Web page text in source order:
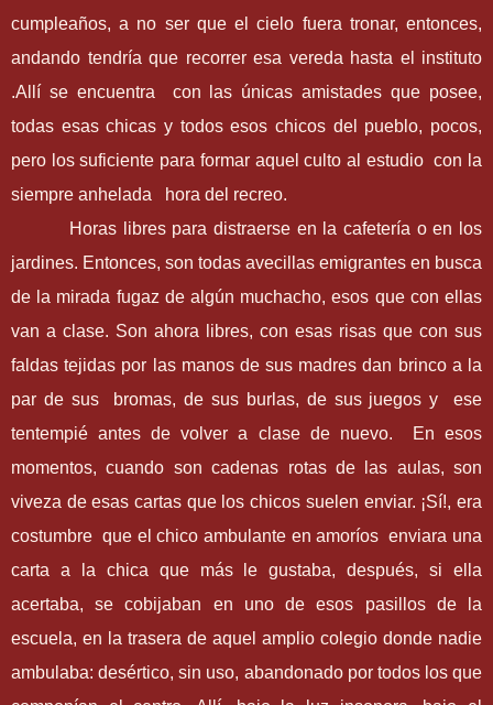
cumpleaños, a no ser que el cielo fuera tronar, entonces,
andando tendría que recorrer esa vereda hasta el instituto
.Allí se encuentra con las únicas amistades que posee,
todas esas chicas y todos esos chicos del pueblo, pocos,
pero los suficiente para formar aquel culto al estudio con la
siempre anhelada hora del recreo.
Horas libres para distraerse en la cafetería o en los
jardines. Entonces, son todas avecillas emigrantes en busca
de la mirada fugaz de algún muchacho, esos que con ellas
van a clase. Son ahora libres, con esas risas que con sus
faldas tejidas por las manos de sus madres dan brinco a la
par de sus bromas, de sus burlas, de sus juegos y ese
tentempié antes de volver a clase de nuevo. En esos
momentos, cuando son cadenas rotas de las aulas, son
viveza de esas cartas que los chicos suelen enviar. ¡Sí!, era
costumbre que el chico ambulante en amoríos enviara una
carta a la chica que más le gustaba, después, si ella
acertaba, se cobijaban en uno de esos pasillos de la
escuela, en la trasera de aquel amplio colegio donde nadie
ambulaba: desértico, sin uso, abandonado por todos los que